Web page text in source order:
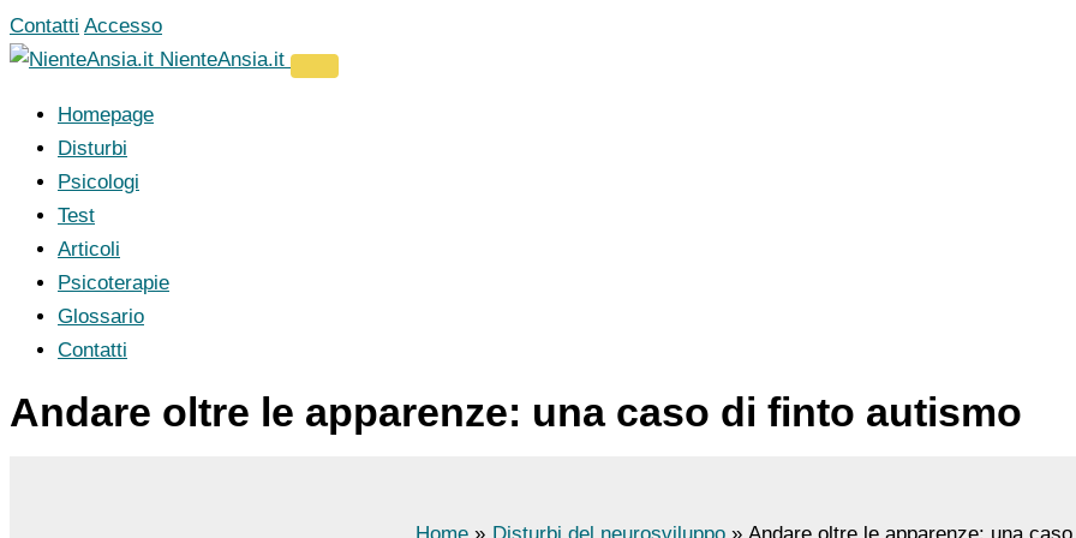
Vai
al
Contatti Accesso
NienteAnsia.it
Homepage
Disturbi
Psicologi
Test
Articoli
Psicoterapie
Glossario
Contatti
Andare oltre le apparenze: una caso di finto autismo
Home Disturbi del neurosviluppo
Andare oltre le apparenze: una